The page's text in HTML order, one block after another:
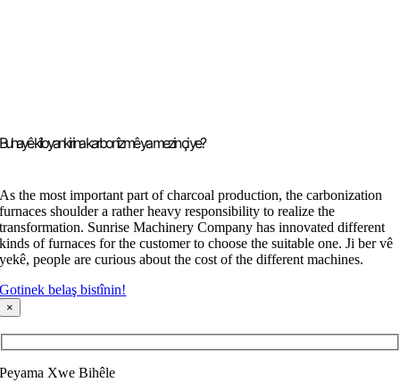
Buhayê kîloyankirina karbonîzmê ya mezin çi ye?
As the most important part of charcoal production,the carbonization
furnaces shoulder a rather heavy responsibility to realize the
transformation. Sunrise Machinery Company has innovated different
kinds of furnaces for the customer to choose the suitable one. Ji ber vê
yekê,people are curious about the cost of the different machines.
Gotinek belaş bistînin!
×
Peyama Xwe Bihêle